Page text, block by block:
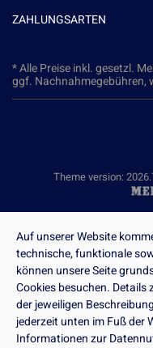
ZAHLUNGSARTEN
* Alle Preise inkl. gesetzl.
ggf. Nachnahmegebühren,
Theme version:
Auf unserer Website
technische, funktionale
können unsere Seite
Cookies besuchen. Details
der jeweiligen
jederzeit unten im Fuß der
Informationen zur